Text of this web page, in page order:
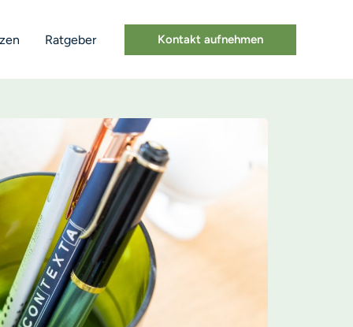
Ratgeber Kontakt aufnehmen